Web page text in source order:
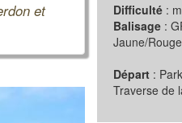
et
Suivant
Difficulté :
Balisage :
Jaune/Rouge
Départ :
Traverse de